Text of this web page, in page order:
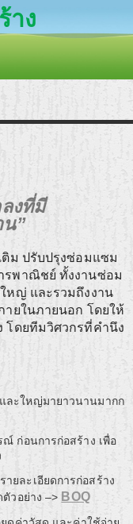
าง
งที่มี
น”
ติม ปรับปรุงซ่อมแซม
รพาณิชย์ ทั้งงานซ่อม
หญ่ และรวมถึงงาน
ายในภายนอก โดยให้
โดยทีมวิศวกรที่คำนึง
ละใหญ่มายาวนานมากก
ก่อนการก่อสร้าง เพื่อ
ยละเอียดการก่อสร้าง
วอย่าง –> BOQ